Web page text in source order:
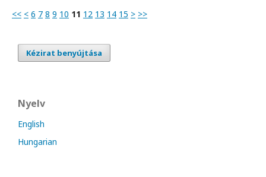
<< < 6 7 8 9 10 11 12 13 14 15 > >>
Kézirat benyújtása
Nyelv
English
Hungarian